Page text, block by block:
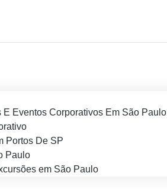
Eventos Corporativos Em São Paulo
Portos De SP
Paulo
em São Paulo